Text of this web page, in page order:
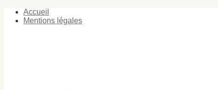
Accueil
Mentions légales